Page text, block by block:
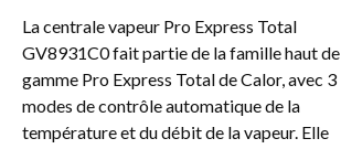
La centrale vapeur Pro Express Total
GV8931C0 fait partie de la famille haut de
gamme Pro Express Total de Calor, avec 3
modes de contrôle automatique de la
température et du débit de la vapeur. Elle